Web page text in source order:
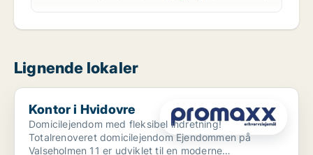
Lignende lokaler
Kontor i Hvidovre
Kontor i Hvidovre
Domicilejendom med fleksibel indretning!
Totalrenoveret domicilejendom Ejendommen på
Valseholmen 11 er udviklet til en moderne